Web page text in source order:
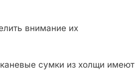
внимание их
сумки из холщи имеют